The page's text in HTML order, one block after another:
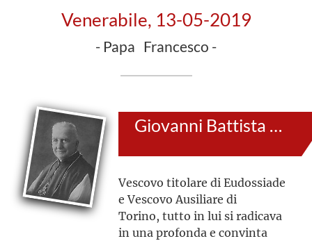
Venerabile, 13-05-2019
- Papa Francesco -
Giovanni Battista Pinardi
Vescovo titolare di Eudossiade
e Vescovo Ausiliare di
Torino, tutto in lui si radicava
in una profonda e convinta